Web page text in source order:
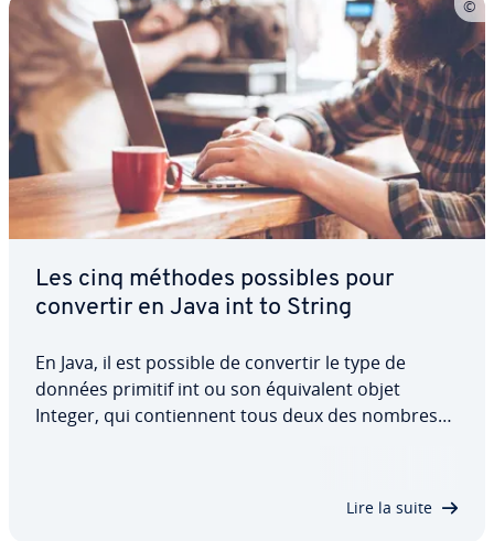
Les cinq méthodes possibles pour
convertir en Java int to String
En Java, il est possible de convertir le type de
données primitif int ou son équi­valent objet
Integer, qui con­tien­nent tous deux des nombres
Lire la suite